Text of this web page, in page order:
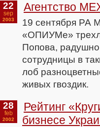
22
sep
2003
Агентство
19 сентября РА
«ОПИУМе»
Попова, радушно
сотрудницы в
лоб
живых гвоздик.
28
feb
2002
Рейтинг
бизнесе